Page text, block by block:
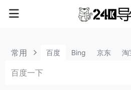
常用 百度 Bing 京东 淘